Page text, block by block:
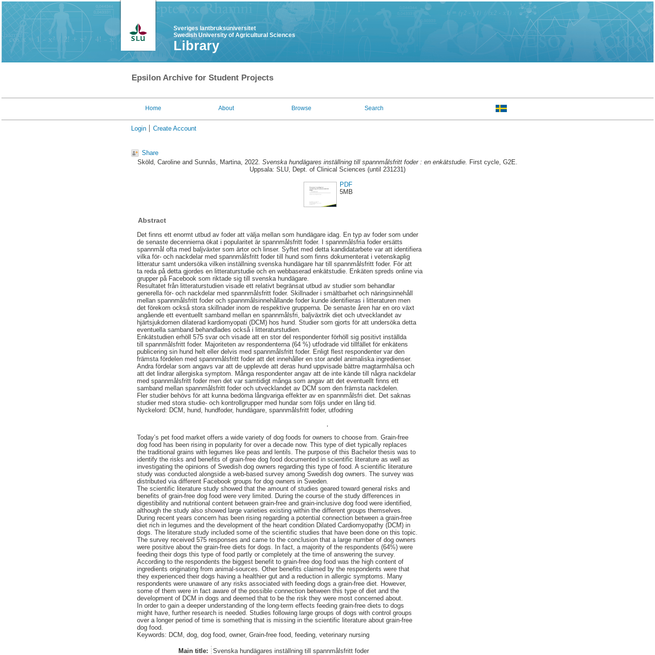
Sveriges lantbruksuniversitet
Swedish University of Agricultural Sciences
Library
Epsilon Archive for Student Projects
Home About Browse Search
Login Create Account
Share
Sköld, Caroline and Sunnås, Martina, 2022. Svenska hundägares inställning till spannmålsfritt foder : en enkätstudie. First cycle, G2E.
Uppsala: SLU, Dept. of Clinical Sciences (until 231231)
PDF
5MB
Abstract
Det finns ett enormt utbud av foder att välja mellan som hundägare idag. En typ av foder som under
de senaste decennierna ökat i popularitet är spannmålsfritt foder. I spannmålsfria foder ersätts
spannmål ofta med baljväxter som ärtor och linser. Syftet med detta kandidatarbete var att identifiera
vilka för- och nackdelar med spannmålsfritt foder till hund som finns dokumenterat i vetenskaplig
litteratur samt undersöka vilken inställning svenska hundägare har till spannmålsfritt foder. För att
ta reda på detta gjordes en litteraturstudie och en webbaserad enkätstudie. Enkäten spreds online via
grupper på Facebook som riktade sig till svenska hundägare.
Resultatet från litteraturstudien visade ett relativt begränsat utbud av studier som behandlar
generella för- och nackdelar med spannmålsfritt foder. Skillnader i smältbarhet och näringsinnehåll
mellan spannmålsfritt foder och spannmålsinnehållande foder kunde identifieras i litteraturen men
det förekom också stora skillnader inom de respektive grupperna. De senaste åren har en oro växt
angående ett eventuellt samband mellan en spannmålsfri, baljväxtrik diet och utvecklandet av
hjärtsjukdomen dilaterad kardiomyopati (DCM) hos hund. Studier som gjorts för att undersöka detta
eventuella samband behandlades också i litteraturstudien.
Enkätstudien erhöll 575 svar och visade att en stor del respondenter förhöll sig positivt inställda
till spannmålsfritt foder. Majoriteten av respondenterna (64 %) utfodrade vid tillfället för enkätens
publicering sin hund helt eller delvis med spannmålsfritt foder. Enligt flest respondenter var den
främsta fördelen med spannmålsfritt foder att det innehåller en stor andel animaliska ingredienser.
Andra fördelar som angavs var att de upplevde att deras hund uppvisade bättre magtarmhälsa och
att det lindrar allergiska symptom. Många respondenter angav att de inte kände till några nackdelar
med spannmålsfritt foder men det var samtidigt många som angav att det eventuellt finns ett
samband mellan spannmålsfritt foder och utvecklandet av DCM som den främsta nackdelen.
Fler studier behövs för att kunna bedöma långvariga effekter av en spannmålsfri diet. Det saknas
studier med stora studie- och kontrollgrupper med hundar som följs under en lång tid.
Nyckelord: DCM, hund, hundfoder, hundägare, spannmålsfritt foder, utfodring
Today’s pet food market offers a wide variety of dog foods for owners to choose from. Grain-free
dog food has been rising in popularity for over a decade now. This type of diet typically replaces
the traditional grains with legumes like peas and lentils. The purpose of this Bachelor thesis was to
identify the risks and benefits of grain-free dog food documented in scientific literature as well as
investigating the opinions of Swedish dog owners regarding this type of food. A scientific literature
study was conducted alongside a web-based survey among Swedish dog owners. The survey was
distributed via different Facebook groups for dog owners in Sweden.
The scientific literature study showed that the amount of studies geared toward general risks and
benefits of grain-free dog food were very limited. During the course of the study differences in
digestibility and nutritional content between grain-free and grain-inclusive dog food were identified,
although the study also showed large varieties existing within the different groups themselves.
During recent years concern has been rising regarding a potential connection between a grain-free
diet rich in legumes and the development of the heart condition Dilated Cardiomyopathy (DCM) in
dogs. The literature study included some of the scientific studies that have been done on this topic.
The survey received 575 responses and came to the conclusion that a large number of dog owners
were positive about the grain-free diets for dogs. In fact, a majority of the respondents (64%) were
feeding their dogs this type of food partly or completely at the time of answering the survey.
According to the respondents the biggest benefit to grain-free dog food was the high content of
ingredients originating from animal-sources. Other benefits claimed by the respondents were that
they experienced their dogs having a healthier gut and a reduction in allergic symptoms. Many
respondents were unaware of any risks associated with feeding dogs a grain-free diet. However,
some of them were in fact aware of the possible connection between this type of diet and the
development of DCM in dogs and deemed that to be the risk they were most concerned about.
In order to gain a deeper understanding of the long-term effects feeding grain-free diets to dogs
might have, further research is needed. Studies following large groups of dogs with control groups
over a longer period of time is something that is missing in the scientific literature about grain-free
dog food.
Keywords: DCM, dog, dog food, owner, Grain-free food, feeding, veterinary nursing
Main title: Svenska hundägares inställning till spannmålsfritt foder